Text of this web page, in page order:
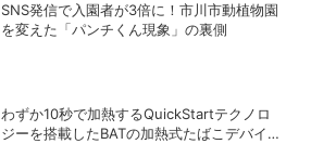
SNS発信で入園者が3倍に！市川市動植物園
を変えた「パンチくん現象」の裏側
わずか10秒で加熱するQuickStartテクノロ
ジーを搭載したBATの加熱式たばこデバイス